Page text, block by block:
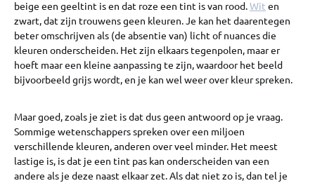
beige een geeltint is en dat roze een tint is van rood.Wit en
zwart, dat zijn trouwens geen kleuren. Je kan het daarentegen
beter omschrijven als (de absentie van) licht of nuances die
kleuren onderscheiden. Het zijn elkaars tegenpolen, maar er
hoeft maar een kleine aanpassing te zijn, waardoor het beeld
bijvoorbeeld grijs wordt, en je kan wel weer over kleur spreken.
Maar goed, zoals je ziet is dat dus geen antwoord op je vraag.
Sommige wetenschappers spreken over een miljoen
verschillende kleuren, anderen over veel minder. Het meest
lastige is, is dat je een tint pas kan onderscheiden van een
andere als je deze naast elkaar zet. Als dat niet zo is, dan tel je